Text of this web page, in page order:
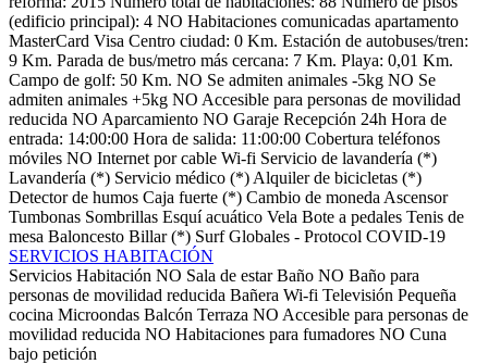
(edificio principal): 4 NO Habitaciones comunicadas apartamento
MasterCard Visa Centro ciudad: 0 Km. Estación de autobuses/tren:
9 Km. Parada de bus/metro más cercana: 7 Km. Playa: 0,01 Km.
Campo de golf: 50 Km. NO Se admiten animales -5kg NO Se
admiten animales +5kg NO Accesible para personas de movilidad
reducida NO Aparcamiento NO Garaje Recepción 24h Hora de
entrada: 14:00:00 Hora de salida: 11:00:00 Cobertura teléfonos
móviles NO Internet por cable Wi-fi Servicio de lavandería (*)
Lavandería (*) Servicio médico (*) Alquiler de bicicletas (*)
Detector de humos Caja fuerte (*) Cambio de moneda Ascensor
Tumbonas Sombrillas Esquí acuático Vela Bote a pedales Tenis de
mesa Baloncesto Billar (*) Surf Globales - Protocol COVID-19
SERVICIOS HABITACIÓN
Servicios Habitación NO Sala de estar Baño NO Baño para
personas de movilidad reducida Bañera Wi-fi Televisión Pequeña
cocina Microondas Balcón Terraza NO Accesible para personas de
movilidad reducida NO Habitaciones para fumadores NO Cuna
bajo petición